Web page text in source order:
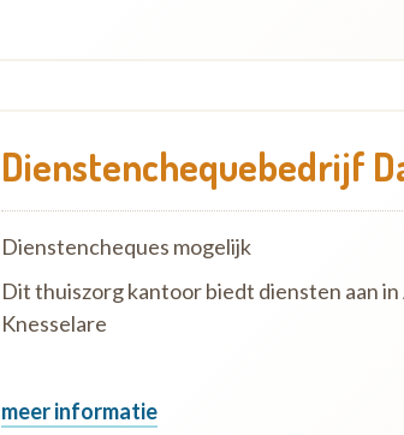
Dienstenchequebedrijf
Dienstencheques mogelijk
Dit thuiszorg kantoor biedt diensten aan
Knesselare
meer informatie